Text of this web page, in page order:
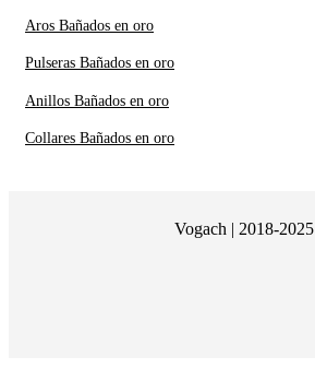
Aros Bañados en oro
Pulseras Bañados en oro
Anillos Bañados en oro
Collares Bañados en oro
Vogach | 2018-2025